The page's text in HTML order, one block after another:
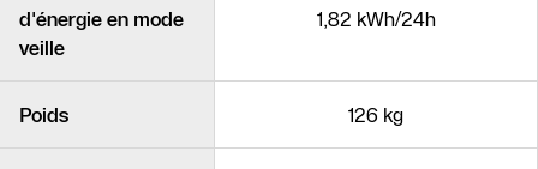
d'énergie en mode
veille
1,82 kWh/24h
Poids 126 kg